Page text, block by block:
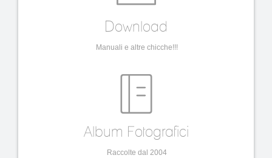
Download
Manuali e altre chicche!!!
Album Fotografici
Raccolte dal 2004